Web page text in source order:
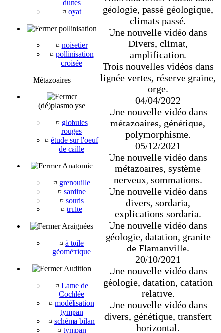
dunes
¤ oyat
pollinisation
¤ noisetier
¤ pollinisation
croisée
Métazoaires
(dé)plasmolyse
¤ globules
rouges
¤ étude sur l'oeuf
de caille
Anatomie
¤ grenouille
¤ sardine
¤ souris
¤ truite
Araignées
¤ à toile
géométrique
Audition
¤ Lame de
Cochlée
¤ modélisation
tympan
¤ schéma bilan
¤ tympan
géologie, passé géologique,
climats passé.
Une nouvelle vidéo dans
Divers, climat,
amplification.
Trois nouvelles vidéos dans
lignée vertes, réserve graine,
orge.
04/04/2022
Une nouvelle vidéo dans
métazoaires, génétique,
polymorphisme.
05/12/2021
Une nouvelle vidéo dans
métazoaires, système
nerveux, sommations.
Une nouvelle vidéo dans
divers, sordaria,
explications sordaria.
Une nouvelle vidéo dans
géologie, datation, granite
de Flamanville.
20/10/2021
Une nouvelle vidéo dans
géologie, datation, datation
relative.
Une nouvelle vidéo dans
divers, génétique, transfert
horizontal.